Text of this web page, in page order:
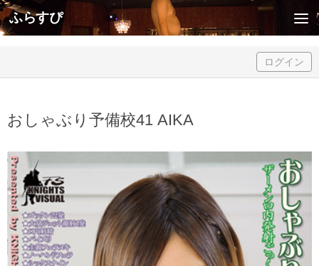
Skip to content
ふらすぴ
ログイン
おしゃぶり予備校41 AIKA